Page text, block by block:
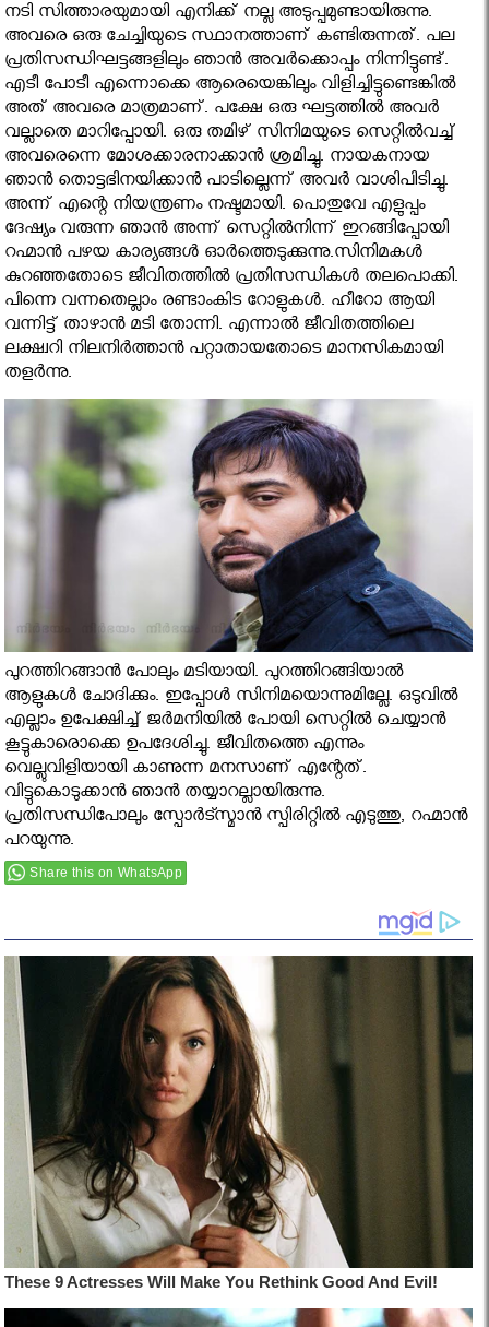
നടി സിത്താരയുമായി എനിക്ക് നല്ല അടുപ്പമുണ്ടായിരുന്നു.
അവരെ ഒരു ചേച്ചിയുടെ സ്ഥാനത്താണ് കണ്ടിരുന്നത്. പല
പ്രതിസന്ധിഘട്ടങ്ങളിലും ഞാന്‍ അവര്‍ക്കൊപ്പം നിന്നിട്ടുണ്ട്.
എടീ പോടീ എന്നൊക്കെ ആരെയെങ്കിലും വിളിച്ചിട്ടുണ്ടെങ്കില്‍
അത് അവരെ മാത്രമാണ്. പക്ഷേ ഒരു ഘട്ടത്തില്‍ അവര്‍
വല്ലാതെ മാറിപ്പോയി. ഒരു തമിഴ് സിനിമയുടെ സെറ്റില്‍വച്ച്‌
അവരെന്നെ മോശക്കാരനാക്കാന്‍ ശ്രമിച്ചു. നായകനായ
ഞാന്‍ തൊട്ടഭിനയിക്കാന്‍ പാടില്ലെന്ന് അവര്‍ വാശിപിടിച്ചു.
അന്ന് എന്റെ നിയന്ത്രണം നഷ്ടമായി. പൊതുവേ എളുപ്പം
ദേഷ്യം വരുന്ന ഞാന്‍ അന്ന് സെറ്റില്‍നിന്ന് ഇറങ്ങിപ്പോയി
റഹ്മാന്‍ പഴയ കാര്യങ്ങള്‍ ഓര്‍ത്തെടുക്കുന്നു.സിനിമകള്‍
കുറഞ്ഞതോടെ ജീവിതത്തില്‍ പ്രതിസന്ധികള്‍ തലപൊക്കി.
പിന്നെ വന്നതെല്ലാം രണ്ടാംകിട റോളുകള്‍. ഹീറോ ആയി
വന്നിട്ട് താഴാന്‍ മടി തോന്നി. എന്നാല്‍ ജീവിതത്തിലെ
ലക്ഷ്വറി നിലനിര്‍ത്താന്‍ പറ്റാതായതോടെ മാനസികമായി
തളര്‍ന്നു.
പുറത്തിറങ്ങാന്‍ പോലും മടിയായി. പുറത്തിറങ്ങിയാല്‍
ആളുകള്‍ ചോദിക്കും. ഇപ്പോള്‍ സിനിമയൊന്നുമില്ലേ. ഒടുവില്‍
എല്ലാം ഉപേക്ഷിച്ച്‌ ജര്‍മനിയില്‍ പോയി സെറ്റില്‍ ചെയ്യാന്‍
കൂട്ടുകാരൊക്കെ ഉപദേശിച്ചു. ജീവിതത്തെ എന്നും
വെല്ലുവിളിയായി കാണുന്ന മനസാണ് എന്റേത്.
വിട്ടുകൊടുക്കാന്‍ ഞാന്‍ തയ്യാറല്ലായിരുന്നു.
പ്രതിസന്ധിപോലും സ്പോര്‍ട്സ്മാന്‍ സ്പിരിറ്റില്‍ എടുത്തു, റഹ്മാന്‍
പറയുന്നു.
Share this on WhatsApp